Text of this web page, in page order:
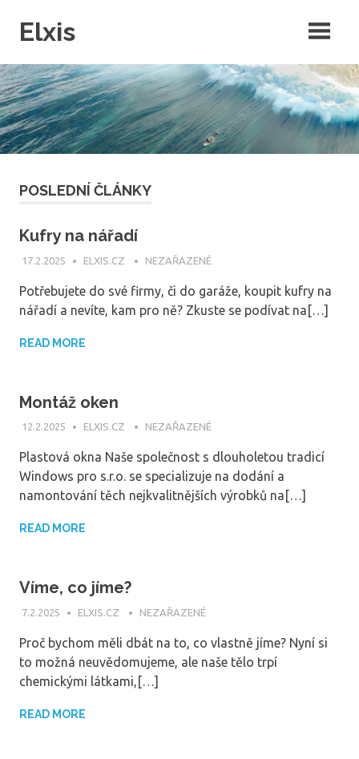
Elxis
intenretový magazín, ve kterém by byly rubriky pro každého? Přesně
to jsme pro vás udělali a navíc do něj můžete publikovat i vy!
POSLEDNÍ ČLÁNKY
Kufry na nářadí
17.2.2025 ELXIS.CZ NEZAŘAZENÉ
Potřebujete do své firmy, či do garáže, koupit kufry na
nářadí a nevíte, kam pro ně? Zkuste se podívat na[…]
READ MORE
Montáž oken
12.2.2025 ELXIS.CZ NEZAŘAZENÉ
Plastová okna Naše společnost s dlouholetou tradicí
Windows pro s.r.o. se specializuje na dodání a
namontování těch nejkvalitnějších výrobků na[…]
READ MORE
Víme, co jíme?
7.2.2025 ELXIS.CZ NEZAŘAZENÉ
Proč bychom měli dbát na to, co vlastně jíme? Nyní si
to možná neuvědomujeme, ale naše tělo trpí
chemickými látkami,[…]
READ MORE